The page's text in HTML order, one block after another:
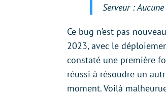
Serveur : Aucune
Ce bug n’est pas
2023, avec le
constaté une première
réussi à résoudre un
moment. Voilà